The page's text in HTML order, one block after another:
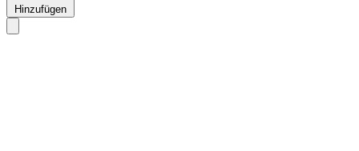
Hinzufügen